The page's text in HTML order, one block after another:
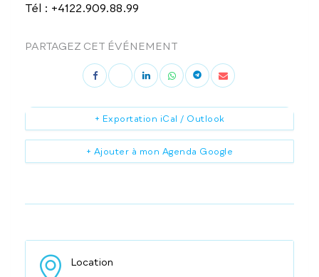
Tél : +4122.909.88.99
PARTAGEZ CET ÉVÉNEMENT
+ Ajouter à mon Agenda Google
+ Exportation iCal / Outlook
Location